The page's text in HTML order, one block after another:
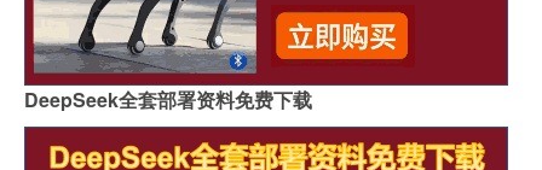
DeepSeek全套部署资料免费下载